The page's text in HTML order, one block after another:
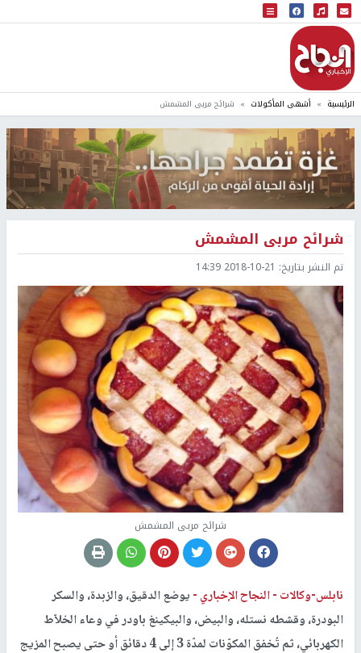
البث المباشر
إذاعة النجاح
الرئيسية أشهى المأكولات شرائح مربى المشمش
شرائح مربى المشمش
تم النشر بتاريخ: 2018-10-21 14:39
شرائح مربى المشمش
نابلس-وكالات -النجاح الإخباري -يوضع الدقيق، والزبدة، والسكر
البودرة، وقشطه نستله، والبيض، والبيكينغ باودر في وعاء الخلاّط
الكهربائي، ثم تُخفق المكوّنات لمدّة 3 إلى 4 دقائق أو حتى يصبح المزيج